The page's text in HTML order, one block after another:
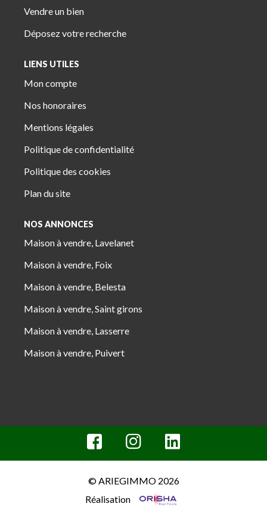
Vendre un bien
Déposez votre recherche
LIENS UTILES
Mon compte
Nos honoraires
Mentions légales
Politique de confidentialité
Politique des cookies
Plan du site
NOS ANNONCES
Maison à vendre, Lavelanet
Maison à vendre, Foix
Maison à vendre, Belesta
Maison à vendre, Saint girons
Maison à vendre, Lasserre
Maison à vendre, Puivert
© ARIEGIMMO 2026
Réalisation